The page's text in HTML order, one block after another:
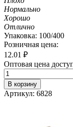
Нормально
Хорошо
Отлично
Упаковка: 100/400
Розничная цена:
12.01 ₽
Оптовая цена
В корзину
Артикул: 6828